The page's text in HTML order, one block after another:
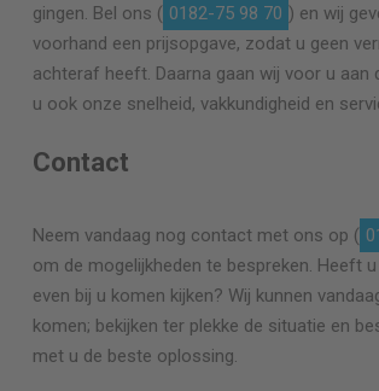
gingen. Bel ons ( 0182-75 98 70 ) en wij
voorhand een prijsopgave, zodat u geen
achteraf heeft. Daarna gaan wij voor u aan
u ook onze snelheid, vakkundigheid en
Contact
Neem vandaag nog contact met ons op (
om de mogelijkheden te bespreken. Heeft
even bij u komen kijken? Wij kunnen
komen; bekijken ter plekke de situatie en
met u de beste oplossing.